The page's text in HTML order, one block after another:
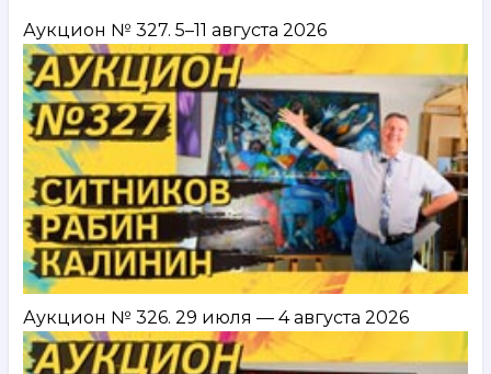
Аукцион № 327. 5–11 августа 2026
Аукцион № 326. 29 июля — 4 августа 2026